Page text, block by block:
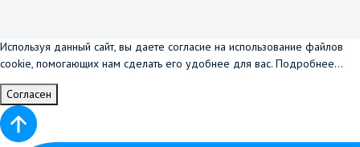
Используя данный сайт, вы даете согласие на использование файлов
cookie, помогающих нам сделать его удобнее для вас. Подробнее...
Согласен